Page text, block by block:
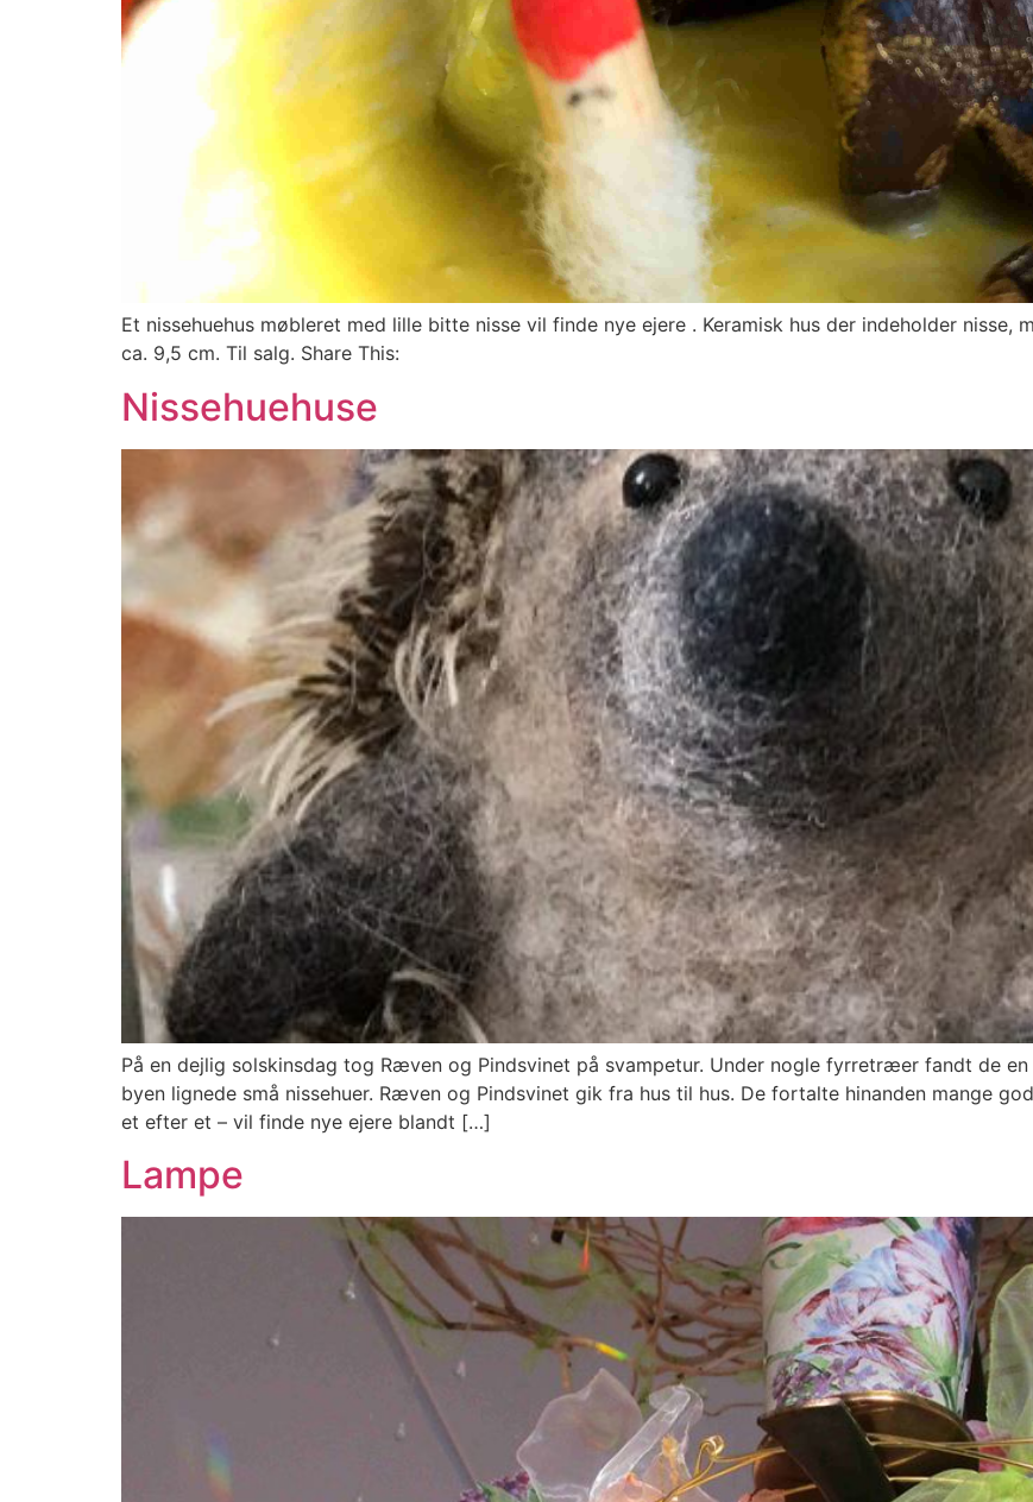
Et nissehuehus møbleret med lille bitte nisse vil finde nye ejere . Keramisk hus der indeholder
ca. 9,5 cm. Til salg. Share This:
Nissehuehuse
På en dejlig solskinsdag tog Ræven og Pindsvinet på svampetur. Under nogle fyrretræer fandt de en
byen lignede små nissehuer. Ræven og Pindsvinet gik fra hus til hus. De fortalte hinanden mange
et efter et – vil finde nye ejere blandt […]
Lampe